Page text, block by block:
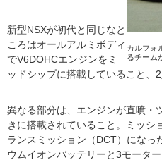
カルフォ
るチーム
新型NSXが初代と同じなと
ころはオールアルミボディ
でV6DOHCエンジンをミ
ッドシップに搭載していること、2
異なる部分は、エンジンが直噴・
きに搭載されていること。ミッシ
ランスミッション（DCT）になっ
ウムイオンバッテリーと3モータ